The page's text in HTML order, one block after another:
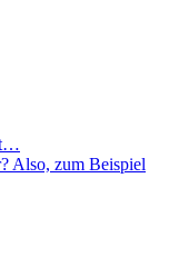
Also, zum Beispiel